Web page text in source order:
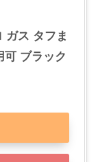
ガス タフま
可 ブラック